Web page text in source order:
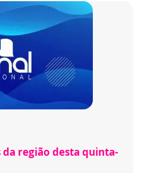
região desta quinta-